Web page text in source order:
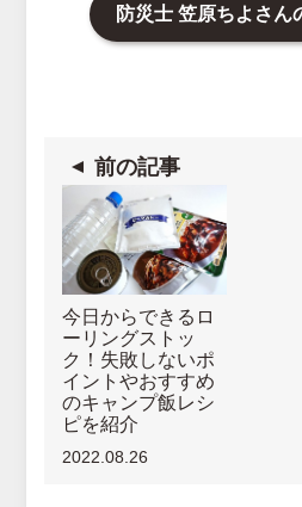
防災士 笠原ちよさん
前の記事
今日からできるロ
ーリングストッ
ク！失敗しないポ
イントやおすすめ
のキャンプ飯レシ
ピを紹介
2022.08.26